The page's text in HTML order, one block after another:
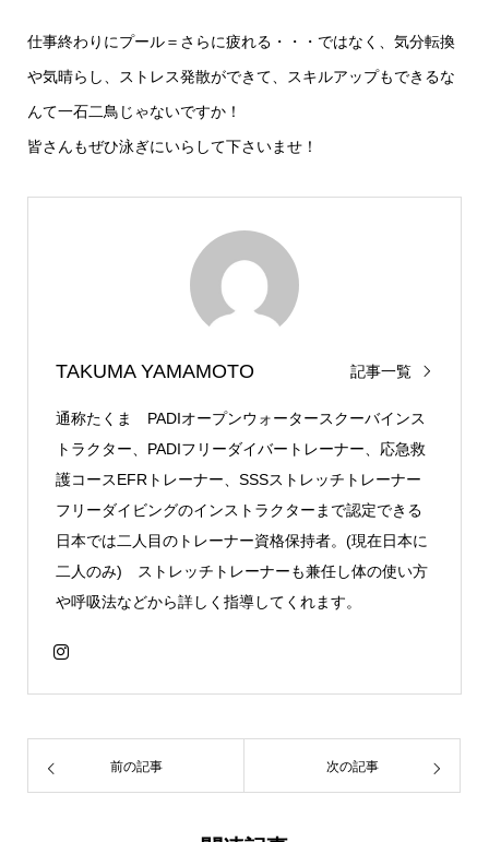
仕事終わりにプール＝さらに疲れる・・・ではなく、気分転換
や気晴らし、ストレス発散ができて、スキルアップもできるな
んて一石二鳥じゃないですか！
皆さんもぜひ泳ぎにいらして下さいませ！
TAKUMA YAMAMOTO 記事一覧
通称たくま PADIオープンウォータースクーバインス
トラクター、PADIフリーダイバートレーナー、応急救
護コースEFRトレーナー、SSSストレッチトレーナー
フリーダイビングのインストラクターまで認定できる
日本では二人目のトレーナー資格保持者。(現在日本に
二人のみ) ストレッチトレーナーも兼任し体の使い方
や呼吸法などから詳しく指導してくれます。
前の記事 次の記事